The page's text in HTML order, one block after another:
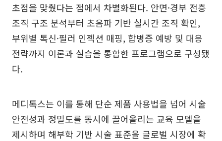
초점을 맞췄다는 점에서 차별화된다. 안면·경부 전층
조직 구조 분석부터 초음파 기반 실시간 조직 확인,
부위별 톡신·필러 인젝션 매핑, 합병증 예방 및 대응
전략까지 이론과 실습을 통합한 프로그램으로 구성됐
다.
메디톡스는 이를 통해 단순 제품 사용법을 넘어 시술
안전성과 정밀도를 동시에 끌어올리는 교육 모델을
제시하며 해부학 기반 시술 표준을 글로벌 시장에 확